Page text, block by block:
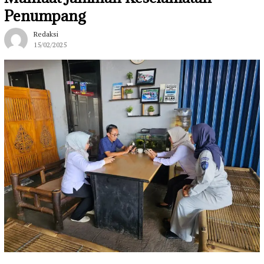
Penumpang
Redaksi
15/02/2025